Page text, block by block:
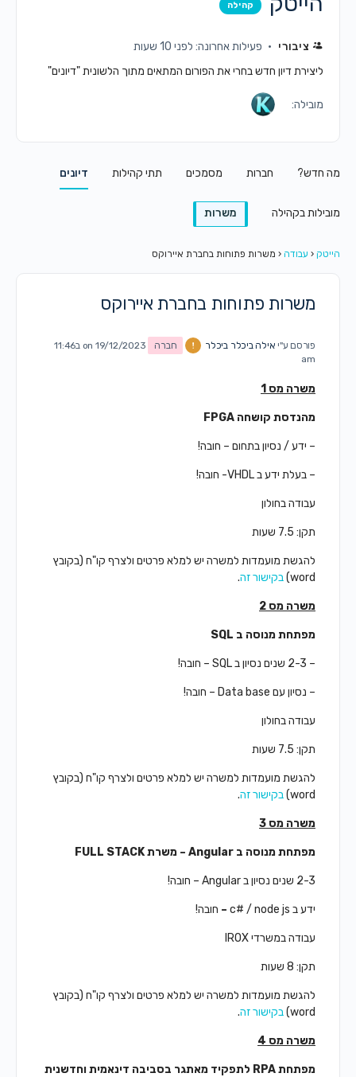
קהילה
ציבורי
פעילות אחרונה: לפני 10 שעות
ליצירת דיון חדש בחרי את הפורום המתאים מתוך הלשונית "דיונים"
מובילה:
מה חדש? חברות מסמכים תתי קהילות דיונים
מובילות בקהילה משרות
הייטק ‹ עבודה ‹ משרות פתוחות בחברת איירוקס
משרות פתוחות בחברת איירוקס
פורסם ע"י אילה ביכלר ביכלר חברה
on 19/12/2023 ב11:46
am
משרה מס 1
מהנדסת קושחה FPGA
– ידע / נסיון בתחום – חובה!
– בעלת ידע ב VHDL- חובה!
עבודה בחולון
תקן: 7.5 שעות
להגשת מועמדות למשרה יש למלא פרטים ולצרף קו"ח (בקובץ
word) בקישור זה.
משרה מס 2
מפתחת מנוסה ב SQL
– 2-3 שנים נסיון ב SQL – חובה!
– נסיון עם Data base – חובה!
עבודה בחולון
תקן: 7.5 שעות
להגשת מועמדות למשרה יש למלא פרטים ולצרף קו"ח (בקובץ
word) בקישור זה.
משרה מס 3
מפתחת מנוסה ב – משרתFULL STACK
2-3 שנים נסיון ב Angular – חובה!
ידע ב c# / node js – חובה!
עבודה במשרדי IROX
תקן: 8 שעות
להגשת מועמדות למשרה יש למלא פרטים ולצרף קו"ח (בקובץ
word) בקישור זה.
משרה מס 4
מפתחתRPA לתפקיד מאתגר בסביבה דינאמית וחדשנית